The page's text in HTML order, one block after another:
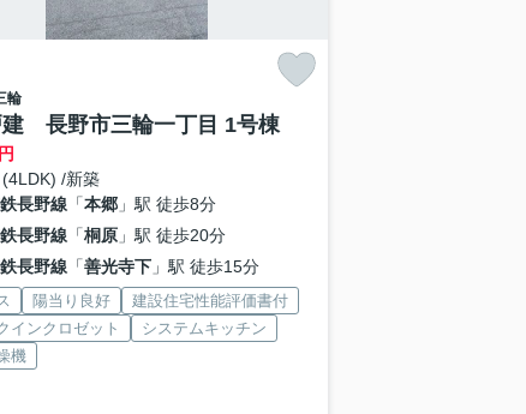
輪
建 長野市三輪一丁目 1号棟
/新築
長野線「本郷」駅 徒歩8分
長野線「桐原」駅 徒歩20分
長野線「善光寺下」駅 徒歩15分
陽当り良好
建設住宅性能評価書付
インクロゼット
システムキッチン
機